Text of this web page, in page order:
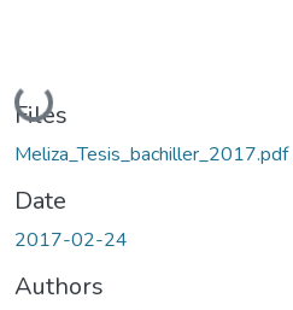
Loading...
Files
Meliza_Tesis_bachiller_2017.pdf
Date
2017-02-24
Authors